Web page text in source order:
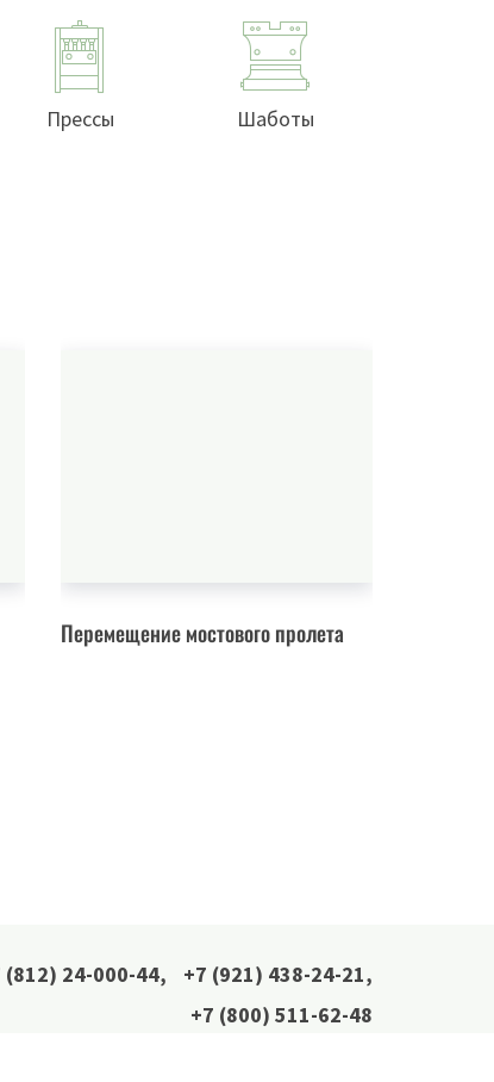
Прессы Шаботы
Перемещение мостового пролета
(812) 24-000-44, +7 (921) 438-24-21,
+7 (800) 511-62-48